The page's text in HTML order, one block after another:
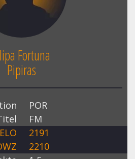
Fortuna
Pipiras
POR
FM
ELO
2191
2210